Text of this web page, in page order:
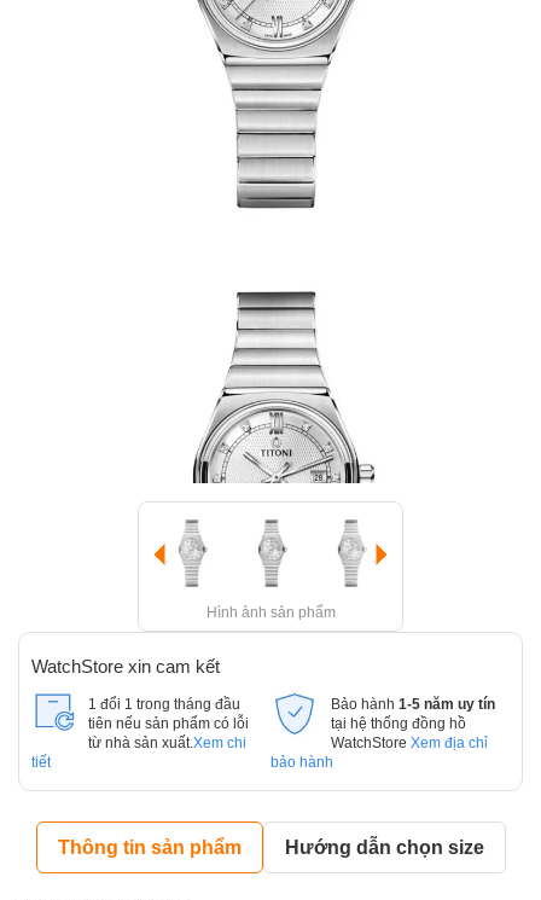
Hình ảnh sản phẩm
WatchStore xin cam kết
1 đổi 1 trong tháng đầu
tiên nếu sản phẩm có lỗi
từ nhà sản xuất. Xem chi
tiết
Bảo hành 1-5 năm uy tín
tại hệ thống đồng hồ
WatchStore Xem địa chỉ
bảo hành
Thông tin sản phẩm Hướng dẫn chọn size